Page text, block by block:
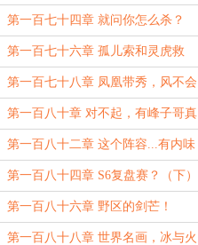
求月票求订阅）
第一百七十四章 就问你怎么杀？
（第三更求订阅求月票）
第一百七十六章 孤儿索和灵虎救
世！（第一更求订阅求月票）
第一百七十八章 凤凰带秀，风不会
停息！（第三更求月票求订阅）
第一百八十章 对不起，有峰子哥真
可惜为所欲为！（求月票求订阅）
第一百八十二章 这个阵容...有内味
了！（下）
第一百八十四章 S6复盘赛？（下）
第一百八十六章 野区的剑芒！
第一百八十八章 世界名画，冰与火